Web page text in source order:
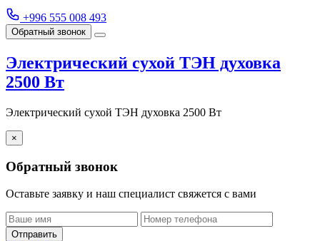
+996 555 008 493
Обратный звонок
Электрический сухой ТЭН духовка
2500 Вт
Электрический сухой ТЭН духовка 2500 Вт
×
Обратный звонок
Оставьте заявку и наш специалист свяжется с вами
Отправить